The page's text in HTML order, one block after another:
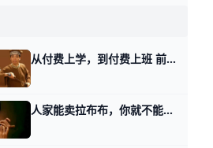
从付费上学，到付费上班 前天我讲2026掀起滔天巨浪的时候，有个读者留言跟我讲： 他们公司是做AI辅助信息化的，这件事，蛮符合我第二个话题里讲的，老板需要研发和销售彼
人家能卖拉布布，你就不能卖拉杯杯？ 回答一个满级读者的问题。 那天我在写，要把学到的知识，转化成赚钱的本事。 他留言说，身为一个厂二代他很沮丧，他们家是生产杯子的工厂，也送他有留过